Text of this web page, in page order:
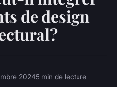
de design
20245 min de lecture